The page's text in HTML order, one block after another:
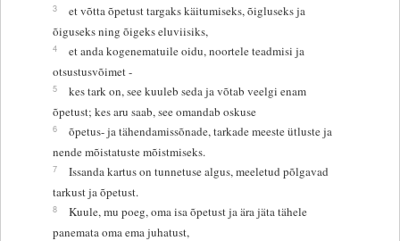
3
et võtta õpetust targaks käitumiseks, õigluseks ja
õiguseks ning õigeks eluviisiks,
4
et anda kogenematuile oidu, noortele teadmisi ja
otsustusvõimet -
5
kes tark on, see kuuleb seda ja võtab veelgi enam
õpetust; kes aru saab, see omandab oskuse
6
õpetus- ja tähendamissõnade, tarkade meeste ütluste ja
nende mõistatuste mõistmiseks.
7
Issanda kartus on tunnetuse algus, meeletud põlgavad
tarkust ja õpetust.
8
Kuule, mu poeg, oma isa õpetust ja ära jäta tähele
panemata oma ema juhatust,